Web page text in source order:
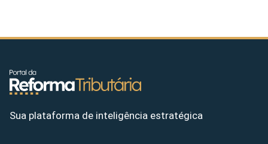
Sua plataforma de inteligência estratégica